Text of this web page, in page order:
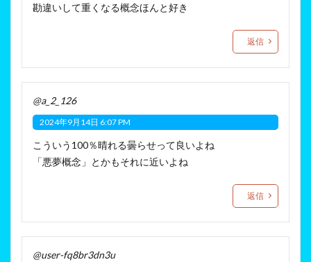
勘違いして重くなる概念ほんと好き
返信
@a_2_126
2024年9月14日 6:07 PM
こういう100％晴れる曇らせって良いよね
「悪夢概念」とかもそれに近いよね
返信
@user-fq8br3dn3u